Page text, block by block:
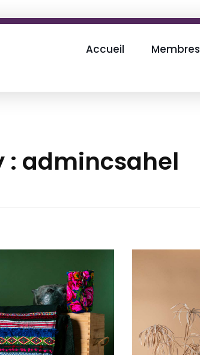
Accueil Membres
: admincsahel